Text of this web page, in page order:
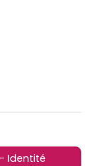
Identité